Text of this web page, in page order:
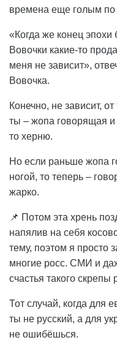
времена еще голым по
«Когда же конец
Вовочки какие-то
меня не зависит»,
Вовочка.
Конечно, не зависит,
ты – жопа говорящая
то херню.
Но если раньше жопа
ногой, то теперь –
жарко.
📌 Потом эта хрень
напялив на себя
тему, поэтом я просто
многие росс. СМИ и
счастья такого
Тот случай, когда для
ты не русский, а для
не ошибёшься.